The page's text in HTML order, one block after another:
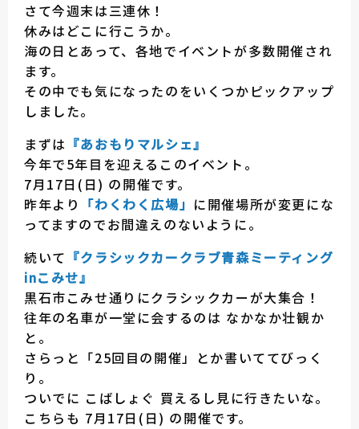
さて今週末は三連休！
休みはどこに行こうか。
海の日とあって、各地でイベントが多数開催され
ます。
その中でも気になったのをいくつかピックアップ
しました。
まずは 『あおもりマルシェ』
今年で5年目を迎えるこのイベント。
7月17日(日) の開催です。
昨年より 「わくわく広場」 に開催場所が変更にな
ってますのでお間違えのないように。
続いて 『クラシックカークラブ青森ミーティング
inこみせ』
黒石市こみせ通りにクラシックカーが大集合！
往年の名車が一堂に会するのは なかなか壮観か
と。
さらっと「25回目の開催」とか書いててびっく
り。
ついでに こばしょぐ 買えるし見に行きたいな。
こちらも 7月17日(日) の開催です。